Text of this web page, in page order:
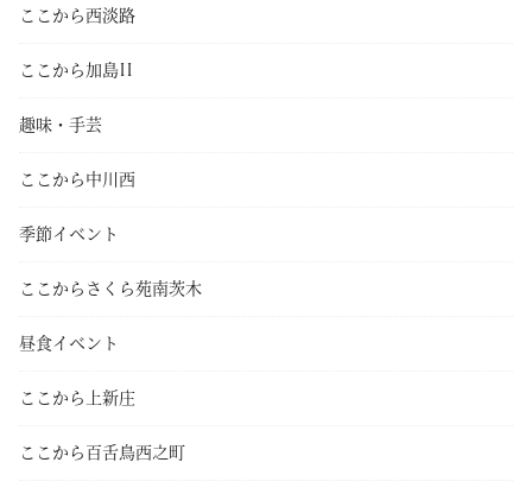
ここから西淡路
ここから加島II
趣味・手芸
ここから中川西
季節イベント
ここからさくら苑南茨木
昼食イベント
ここから上新庄
ここから百舌鳥西之町